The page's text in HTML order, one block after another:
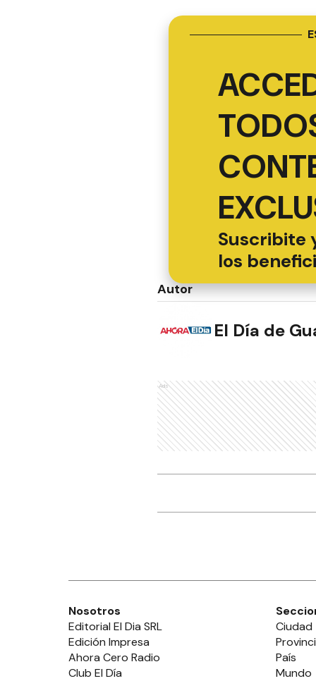
Suscribite
los
Autor
El Día de
Ads
Nosotros
Editorial El Dia SRL
Edición Impresa
Ahora Cero Radio
Club El Día
Ciudad
País
Mundo